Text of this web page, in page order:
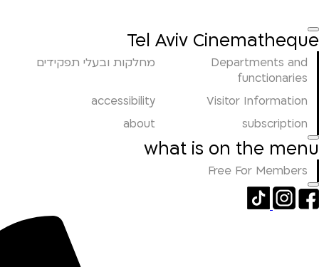
Tel Aviv Cinematheque
Departments and
functionaries
מחלקות ובעלי תפקידים
Visitor Information
accessibility
subscription
about
what is on the menu
Free For Members